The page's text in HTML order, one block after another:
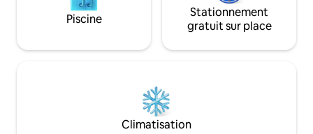
Piscine
Stationnement
gratuit sur place
Climatisation